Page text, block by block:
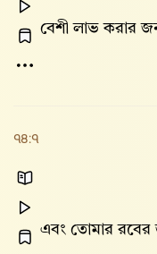
বেশী লাভ করার
৭৪:৭
এবং তোমার রবের